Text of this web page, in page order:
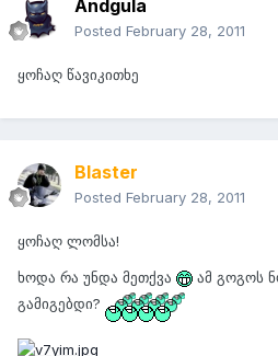
Andgula
Posted February 28, 2011
ყოჩაღ წავიკითხე
Blaster
Posted February 28, 2011
ყოჩაღ ლომსა!
ხოდა რა უნდა მეთქვა
ამ გოგოს
გამიგებდი?